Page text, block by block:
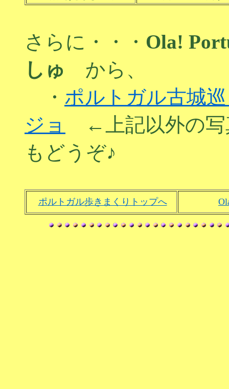
さらに・・・ Ola!
しゅ
から、
・ ポルトガル古城
ジョ
←上記以外の写
もどうぞ♪
ポルトガル歩きまくりトップへ